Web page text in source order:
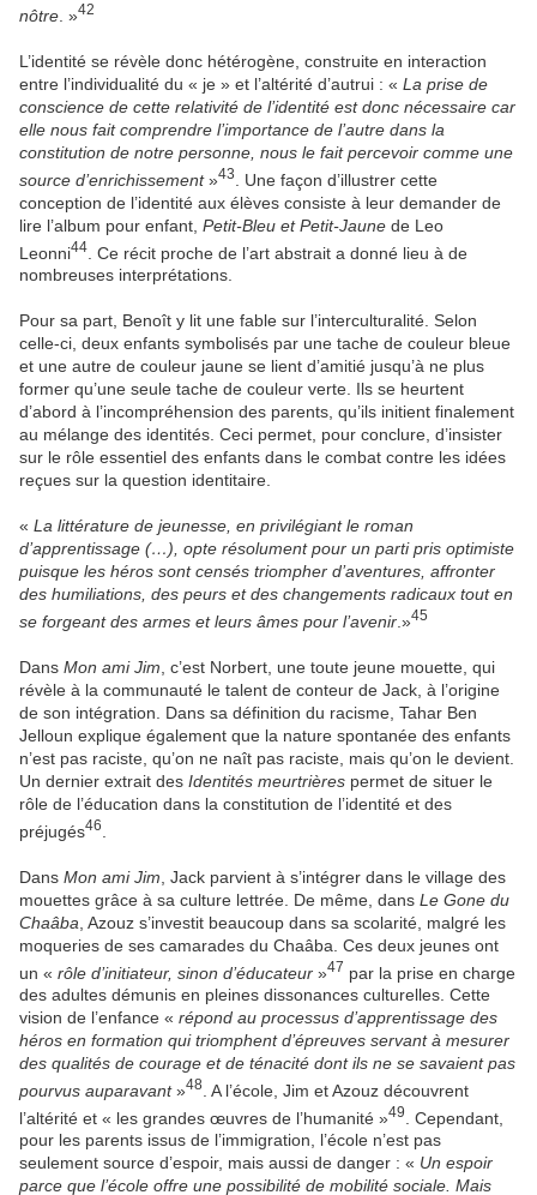
nôtre . »42
L’identité se révèle donc hétérogène, construite en interaction
entre l’individualité du « je » et l’altérité d’autrui : « La prise de
conscience de cette relativité de l’identité est donc nécessaire car
elle nous fait comprendre l’importance de l’autre dans la
constitution de notre personne, nous le fait percevoir comme une
source d’enrichissement»43
. Une façon d’illustrer cette
conception de l’identité aux élèves consiste à leur demander de
lire l’album pour enfant, Petit-Bleu et Petit-Jaune de Leo
Leonni44
. Ce récit proche de l’art abstrait a donné lieu à de
nombreuses interprétations.
Pour sa part, Benoît y lit une fable sur l’interculturalité. Selon
celle-ci, deux enfants symbolisés par une tache de couleur bleue
et une autre de couleur jaune se lient d’amitié jusqu’à ne plus
former qu’une seule tache de couleur verte. Ils se heurtent
d’abord à l’incompréhension des parents, qu’ils initient finalement
au mélange des identités. Ceci permet, pour conclure, d’insister
sur le rôle essentiel des enfants dans le combat contre les idées
reçues sur la question identitaire.
« La littérature de jeunesse, en privilégiant le roman
d’apprentissage (…), opte résolument pour un parti pris optimiste
puisque les héros sont censés triompher d’aventures, affronter
des humiliations, des peurs et des changements radicaux tout en
se forgeant des armes et leurs âmes pour l’avenir .»45
Dans Mon ami Jim , c’est Norbert, une toute jeune mouette, qui
révèle à la communauté le talent de conteur de Jack, à l’origine
de son intégration. Dans sa définition du racisme, Tahar Ben
Jelloun explique également que la nature spontanée des enfants
n’est pas raciste, qu’on ne naît pas raciste, mais qu’on le devient.
Un dernier extrait des Identités meurtrières permet de situer le
rôle de l’éducation dans la constitution de l’identité et des
préjugés46
Dans Mon ami Jim , Jack parvient à s’intégrer dans le village des
mouettes grâce à sa culture lettrée. De même, dans Le Gone du
Chaâba , Azouz s’investit beaucoup dans sa scolarité, malgré les
moqueries de ses camarades du Chaâba. Ces deux jeunes ont
un « rôle d’initiateur, sinon d’éducateur »47 par la prise en charge
des adultes démunis en pleines dissonances culturelles. Cette
vision de l’enfance « répond au processus d’apprentissage des
héros en formation qui triomphent d’épreuves servant à mesurer
des qualités de courage et de ténacité dont ils ne se savaient pas
pourvus auparavant»48
. A l’école, Jim et Azouz découvrent
l’altérité et « les grandes œuvres de l’humanité »49
. Cependant,
pour les parents issus de l’immigration, l’école n’est pas
seulement source d’espoir, mais aussi de danger : « Un espoir
parce que l’école offre une possibilité de mobilité sociale. Mais